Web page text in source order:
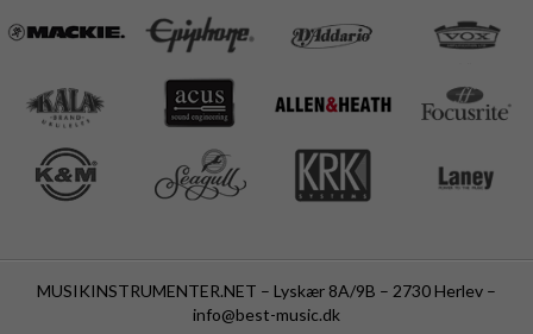
MUSIKINSTRUMENTER.NET – Lyskær 8A/9B – 2730 Herlev –
info@best-music.dk